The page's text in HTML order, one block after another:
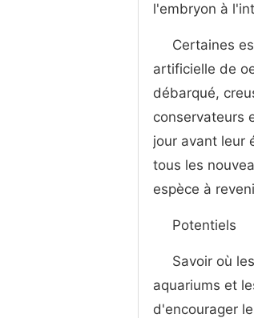
l'embryon à
Certaines
artificielle de
débarqué,
conservateurs
jour avant leur
tous les
espèce à
Potentiels
Savoir où
aquariums et
d'encourager